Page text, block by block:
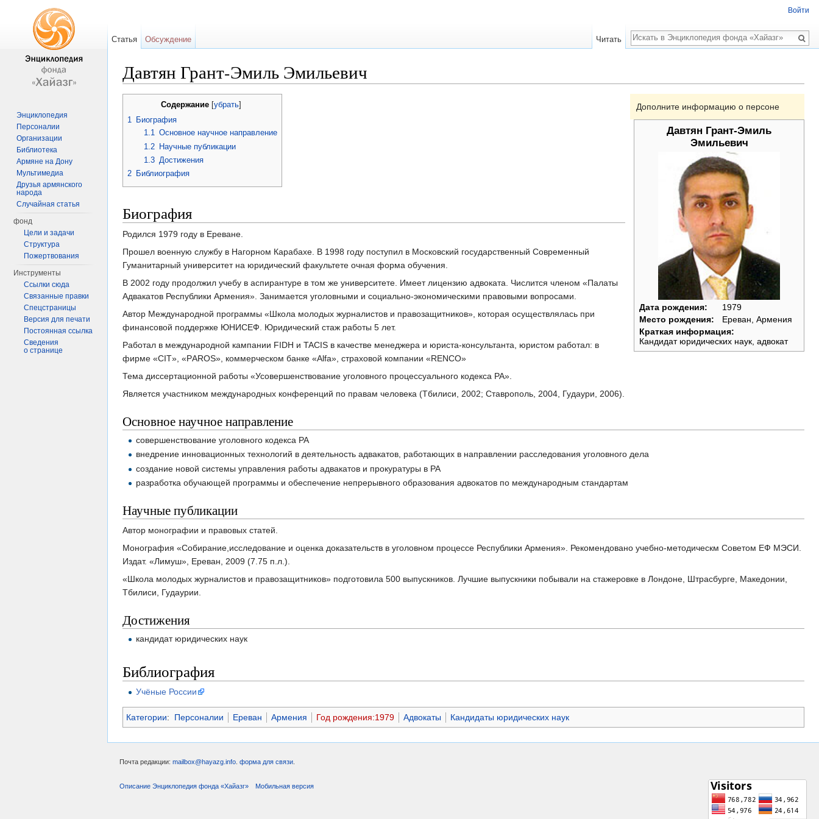
Давтян Грант-Эмиль Эмильевич
Дополните информацию о персоне
Давтян Грант-Эмиль
Эмильевич
Дата рождения:
1979
Место рождения:
Ереван, Армения
Краткая информация:
Кандидат юридических наук, адвокат
Содержание убрать
1 Биография
1.1 Основное научное направление
1.2
Научные публикации
1.3 Достижения
2 Библиография
Биография
Родился 1979 году в Ереване.
Прошел военную службу в Нагорном Карабахе. В 1998 году поступил в Московский государственный Современный
Гуманитарный университет на юридический факультете очная форма обучения.
В 2002 году продолжил учебу в аспирантуре в том же университете. Имеет лицензию адвоката. Числится членом «Палаты
Адвакатов Республики Армения». Занимается уголовными и социально-экономическими правовыми вопросами.
Автор Международной программы «Школа молодых журналистов и правозащитников», которая осуществлялась при
финансовой поддержке ЮНИСЕФ. Юридический стаж работы 5 лет.
Работал в международной кампании FIDH и TACIS в качестве менеджера и юриста-консультанта, юристом работал: в
фирме «CIT», «РAROS», коммерческом банке «Alfa», страховой компании «RENCO»
Тема диссертационной работы «Усовершенствование уголовного процессуального кодекса РА».
Является участником международных конференций по правам человека (Тбилиси, 2002; Ставрополь, 2004, Гудаури, 2006).
Основное научное направление
совершенствование уголовного кодекса РА
внедрение инновационных технологий в деятельность адвакатов, работающих в направлении расследования уголовного дела
создание новой системы управления работы адвакатов и прокуратуры в РА
разработка обучающей программы и обеспечение непрерывного образования адвокатов по международным стандартам
Научные публикации
Автор монографии и правовых статей.
Монография «Собирание,исследование и оценка доказательств в уголовном процессе Республики Армения». Рекомендовано учебно-методическм Советом ЕФ МЭСИ.
Издат. «Лимуш», Ереван, 2009 (7.75 п.л.).
«Школа молодых журналистов и правозащитников» подготовила 500 выпускников. Лучшие выпускники побывали на стажеровке в Лондоне, Штрасбурге, Македонии,
Тбилиси, Гудаурии.
Достижения
кандидат юридических наук
Библиография
Учёные России
Категории: Персоналии Ереван Армения Год рождения:1979 Адвокаты Кандидаты юридических наук
Войти
Статья Обсуждение Читать
Поиск
Энциклопедия
Персоналии
Организации
Библиотека
Армяне на Дону
Мультимедиа
Друзья армянского
народа
Случайная статья
фонд
Цели и задачи
Структура
Пожертвования
Инструменты
Ссылки сюда
Связанные правки
Спецстраницы
Версия для печати
Постоянная ссылка
Сведения
о странице
Почта редакции: mailbox@hayazg.info форма для связи
Описание Энциклопедия фонда «Хайазг» Мобильная версия